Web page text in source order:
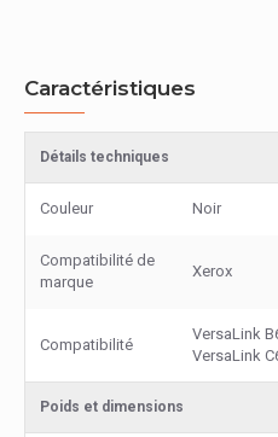
Caractéristiques
Détails techniques
Couleur Noir
Compatibilité de
marque
Xerox
Compatibilité
VersaLink
VersaLink
Poids et dimensions